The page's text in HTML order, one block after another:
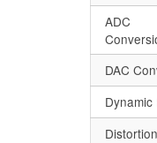
ADC
DAC
Dynamic
Distortion